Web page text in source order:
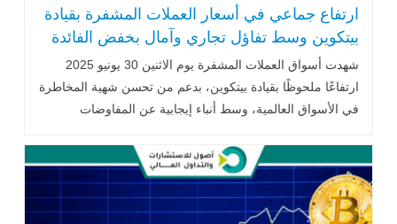
ارتفاع جماعي في أسعار العملات المشفرة بقيادة
بيتكوين وسط تفاؤل تجاري وآمال بخفض الفائدة
شهدت أسواق العملات المشفرة يوم الاثنين 30 يونيو 2025
ارتفاعًا ملحوظًا بقيادة بيتكوين، بدعم من تحسن شهية المخاطرة
في الأسواق العالمية، وسط أنباء إيجابية عن المفاوضات